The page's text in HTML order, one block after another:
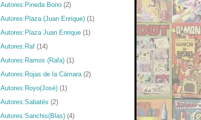
Autores:Pineda Bono (2)
Autores:Plaza (Juan Enrique) (1)
Autores:Plaza Juan Enrique (1)
Autores:Raf (14)
Autores:Ramos (Rafa) (1)
Autores:Rojas de la Cámara (2)
Autores:Royo(José) (1)
Autores:Sabatés (2)
Autores:Sanchis(Blas) (4)